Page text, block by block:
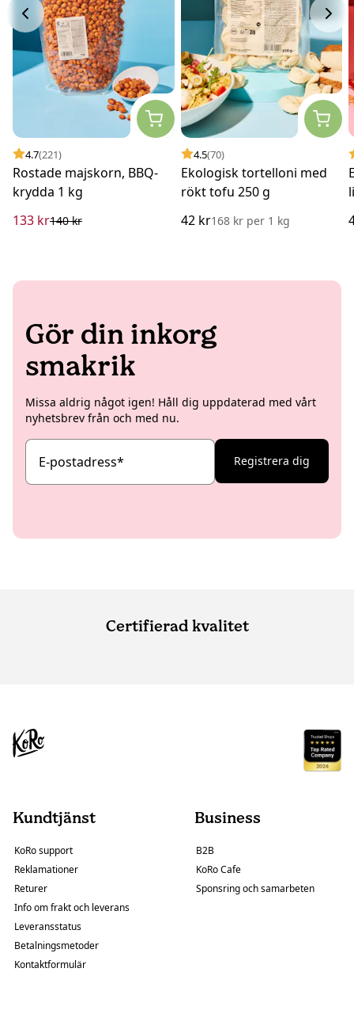
4.7(221)
Rostade majskorn, BBQ-
krydda 1 kg
133 kr140 kr
4.5(70)
Ekologisk tortelloni med
rökt tofu 250 g
42 kr168 kr per1 kg
Gör din inkorg
smakrik
Missa aldrig något igen! Håll dig uppdaterad med vårt
nyhetsbrev från och med nu.
E-postadress* Registrera dig
Certifierad kvalitet
Kundtjänst
KoRo support
Reklamationer
Returer
Info om frakt och leverans
Leveransstatus
Betalningsmetoder
Kontaktformulär
Business
B2B
KoRo Cafe
Sponsring och samarbeten